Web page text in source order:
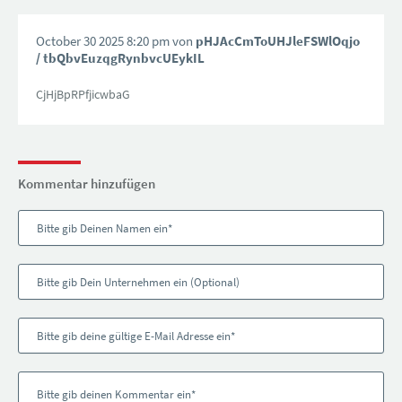
October 30 2025 8:20 pm von pHJAcCmToUHJleFSWlOqjo
/ tbQbvEuzqgRynbvcUEykIL
CjHjBpRPfjicwbaG
Kommentar hinzufügen